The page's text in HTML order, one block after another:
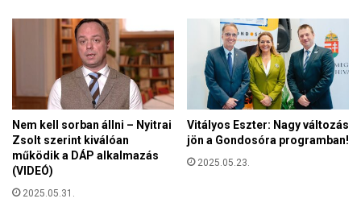
Nem kell sorban állni – Nyitrai
Zsolt szerint kiválóan
működik a DÁP alkalmazás
(VIDEÓ)
2025.05.31.
Vitályos Eszter: Nagy változás
jön a Gondosóra programban!
2025.05.23.